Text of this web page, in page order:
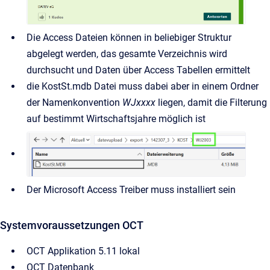
Die Access Dateien können in beliebiger Struktur
abgelegt werden, das gesamte Verzeichnis wird
durchsucht und Daten über Access Tabellen ermittelt
die KostSt.mdb Datei muss dabei aber in einem Ordner
der Namenkonvention WJxxxx liegen, damit die Filterung
auf bestimmt Wirtschaftsjahre möglich ist
Der Microsoft Access Treiber muss installiert sein
Systemvoraussetzungen OCT
OCT Applikation 5.11 lokal
OCT Datenbank